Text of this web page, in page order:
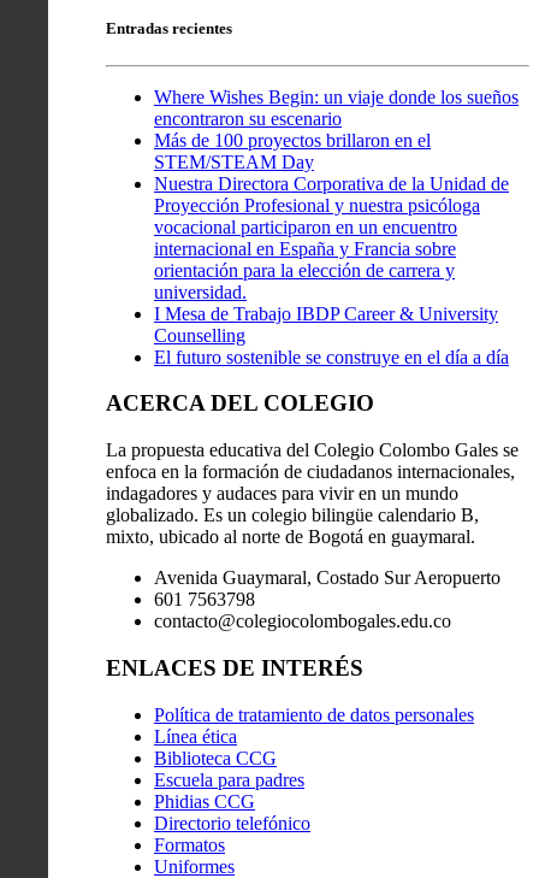
Entradas recientes
Where Wishes Begin: un viaje donde los sueños
encontraron su escenario
Más de 100 proyectos brillaron en el
STEM/STEAM Day
Nuestra Directora Corporativa de la Unidad de
Proyección Profesional y nuestra psicóloga
vocacional participaron en un encuentro
internacional en España y Francia sobre
orientación para la elección de carrera y
universidad.
I Mesa de Trabajo IBDP Career & University
Counselling
El futuro sostenible se construye en el día a día
ACERCA DEL COLEGIO
La propuesta educativa del Colegio Colombo Gales se
enfoca en la formación de ciudadanos internacionales,
indagadores y audaces para vivir en un mundo
globalizado. Es un colegio bilingüe calendario B,
mixto, ubicado al norte de Bogotá en guaymaral.
Avenida Guaymaral, Costado Sur Aeropuerto
601 7563798
contacto@colegiocolombogales.edu.co
ENLACES DE INTERÉS
Política de tratamiento de datos personales
Línea ética
Biblioteca CCG
Escuela para padres
Phidias CCG
Directorio telefónico
Formatos
Uniformes